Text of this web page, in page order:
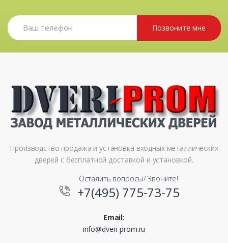
Позвоните мне
Производство продажа и установка входных металлических
дверей с бесплатной доставкой и установкой.
Осталить вопросы? Звоните!
+7(495) 775-73-75
Email:
info@dveri-prom.ru